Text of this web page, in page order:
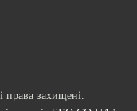
права захищені.